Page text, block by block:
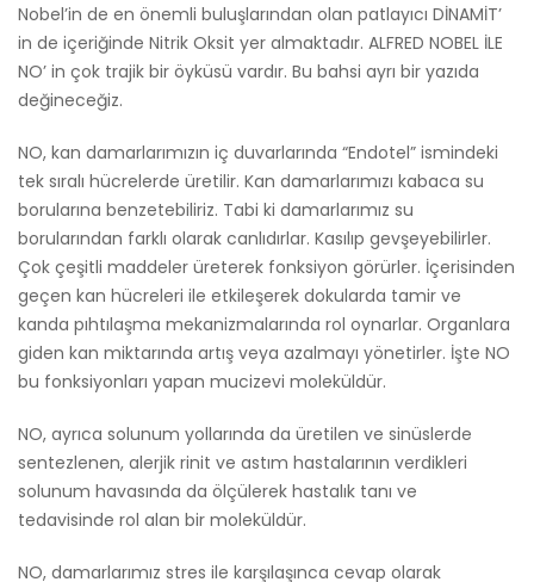
Nobel’in de en önemli buluşlarından olan patlayıcı DİNAMİT’
in de içeriğinde Nitrik Oksit yer almaktadır. ALFRED NOBEL İLE
NO’ in çok trajik bir öyküsü vardır. Bu bahsi ayrı bir yazıda
değineceğiz.
NO, kan damarlarımızın iç duvarlarında “Endotel” ismindeki
tek sıralı hücrelerde üretilir. Kan damarlarımızı kabaca su
borularına benzetebiliriz. Tabi ki damarlarımız su
borularından farklı olarak canlıdırlar. Kasılıp gevşeyebilirler.
Çok çeşitli maddeler üreterek fonksiyon görürler. İçerisinden
geçen kan hücreleri ile etkileşerek dokularda tamir ve
kanda pıhtılaşma mekanizmalarında rol oynarlar. Organlara
giden kan miktarında artış veya azalmayı yönetirler. İşte NO
bu fonksiyonları yapan mucizevi moleküldür.
NO, ayrıca solunum yollarında da üretilen ve sinüslerde
sentezlenen, alerjik rinit ve astım hastalarının verdikleri
solunum havasında da ölçülerek hastalık tanı ve
tedavisinde rol alan bir moleküldür.
NO, damarlarımız stres ile karşılaşınca cevap olarak